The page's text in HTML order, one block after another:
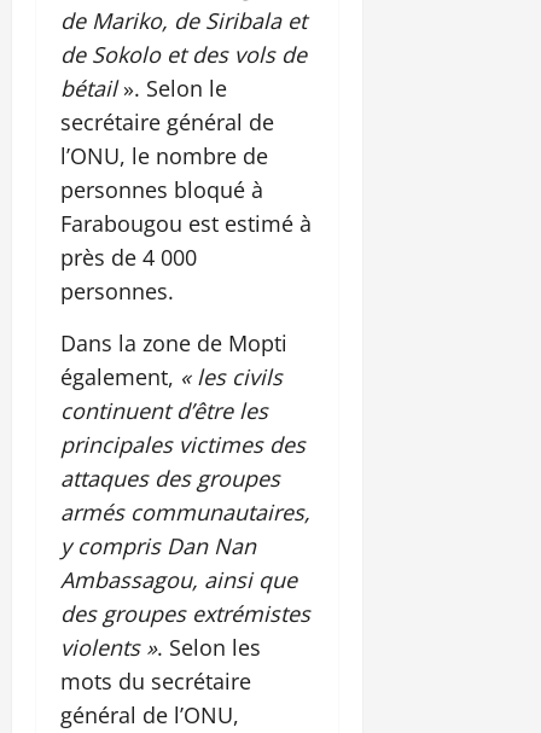
de Mariko, de Siribala et
de Sokolo et des vols de
bétail». Selon le
secrétaire général de
l’ONU, le nombre de
personnes bloqué à
Farabougou est estimé à
près de 4 000
personnes.
Dans la zone de Mopti
également, « les civils
continuent d’être les
principales victimes des
attaques des groupes
armés communautaires,
y compris Dan Nan
Ambassagou, ainsi que
des groupes extrémistes
violents ». Selon les
mots du secrétaire
général de l’ONU,